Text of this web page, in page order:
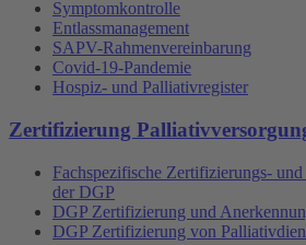
Symptomkontrolle
Entlassmanagement
SAPV-Rahmenvereinbarung
Covid-19-Pandemie
Hospiz- und Palliativregister
Zertifizierung
Fachspezifische Zertifizierungs-
der DGP
DGP Zertifizierung und
DGP Zertifizierung von